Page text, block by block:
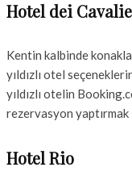
Hotel dei
Kentin kalbinde
yıldızlı otel
yıldızlı otelin
rezervasyon yaptırmak
Hotel Rio